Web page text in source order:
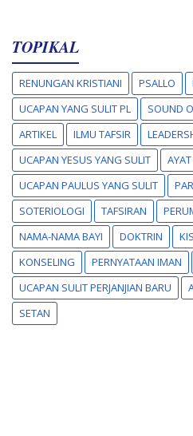
TOPIKAL
RENUNGAN KRISTIANI PSALLO
UCAPAN YANG SULIT PL
SOUND
ARTIKEL
ILMU TAFSIR
UCAPAN YESUS YANG SULIT
UCAPAN PAULUS YANG SULIT
SOTERIOLOGI
TAFSIRAN
NAMA-NAMA BAYI
DOKTRIN
KONSELING
PERNYATAAN IMAN
UCAPAN SULIT PERJANJIAN BARU
SETAN